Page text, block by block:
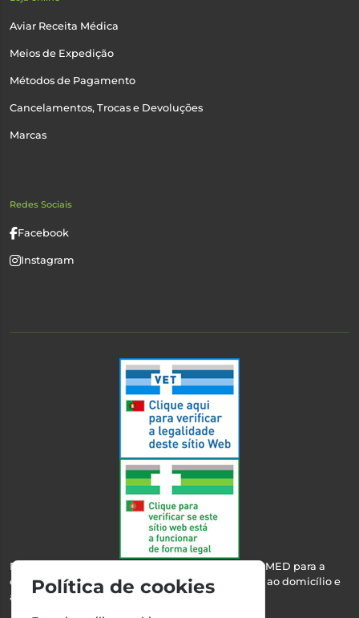
Aviar Receita Médica
Meios de Expedição
Métodos de Pagamento
Cancelamentos, Trocas e Devoluções
Marcas
Redes Sociais
Facebook
Instagram
Esta farmácia encontra-se autorizada pelo INFARMED para a
dispensa de medicamentos e produtos de saúde ao domicílio e
através da internet.
Política de cookies